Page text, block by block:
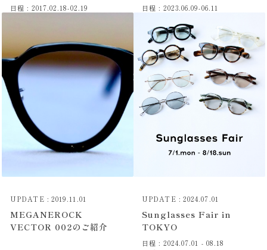
日程 : 2017.02.18-02.19 日程 : 2023.06.09-06.11
UPDATE : 2019.11.01
MEGANEROCK
VECTOR 002のご紹介
UPDATE : 2024.07.01
Sunglasses Fair in
TOKYO
日程 : 2024.07.01 - 08.18